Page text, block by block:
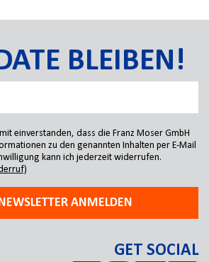
BLEIBEN!
einverstanden, dass die Franz Moser GmbH
zu den genannten Inhalten per E-Mail
kann ich jederzeit widerrufen.
ANMELDEN
GET SOCIAL